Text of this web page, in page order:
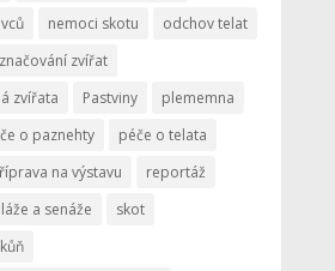
nemoci skotu
odchov telat
zvířat
zvířata
Pastviny
plememna
o paznehty
péče o telata
na výstavu
reportáž
a senáže
skot